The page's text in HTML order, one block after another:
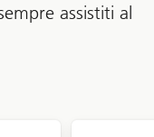
assistiti al